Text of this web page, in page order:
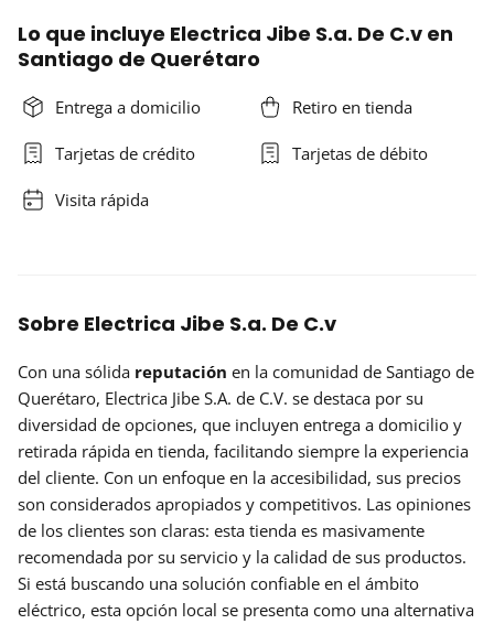
Lo que incluye Electrica Jibe S.a. De C.v en
Santiago de Querétaro
Entrega a domicilio Retiro en tienda
Tarjetas de crédito Tarjetas de débito
Visita rápida
Sobre Electrica Jibe S.a. De C.v
Con una sólida reputación en la comunidad de Santiago de
Querétaro, Electrica Jibe S.A. de C.V. se destaca por su
diversidad de opciones, que incluyen entrega a domicilio y
retirada rápida en tienda, facilitando siempre la experiencia
del cliente. Con un enfoque en la accesibilidad, sus precios
son considerados apropiados y competitivos. Las opiniones
de los clientes son claras: esta tienda es masivamente
recomendada por su servicio y la calidad de sus productos.
Si está buscando una solución confiable en el ámbito
eléctrico, esta opción local se presenta como una alternativa